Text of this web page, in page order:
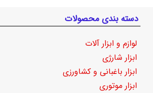
دسته بندی محصولات
لوازم و ابزار آلات
ابزار شارژی
ابزار باغبانی و کشاورزی
ابزار موتوری